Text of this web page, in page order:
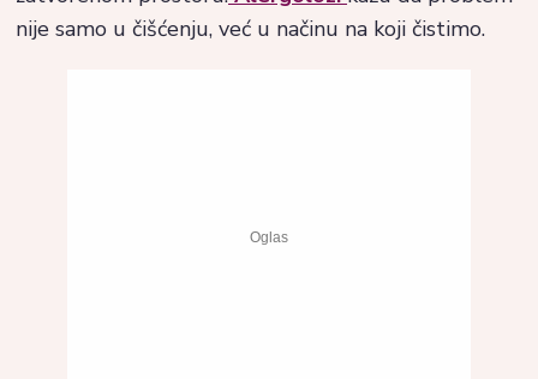
nije samo u čišćenju, već u načinu na koji čistimo.